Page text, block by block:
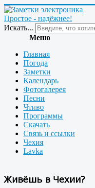
Простое - надёжнее!
Искать...
Меню
Главная
Погода
Заметки
Календарь
Фотогалерея
Песни
Чтиво
Программы
Скачать
Связь и ссылки
Чехия
Lavka
Живёшь в Чехии?